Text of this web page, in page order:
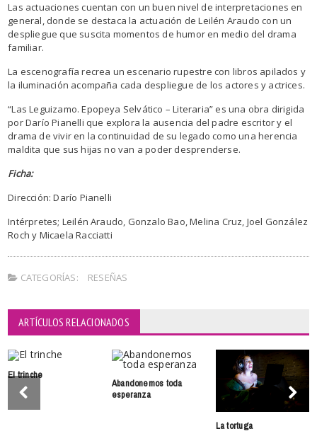
Las actuaciones cuentan con un buen nivel de interpretaciones en
general, donde se destaca la actuación de Leilén Araudo con un
despliegue que suscita momentos de humor en medio del drama
familiar.
La escenografía recrea un escenario rupestre con libros apilados y
la iluminación acompaña cada despliegue de los actores y actrices.
“Las Leguizamo. Epopeya Selvático – Literaria” es una obra dirigida
por Darío Pianelli que explora la ausencia del padre escritor y el
drama de vivir en la continuidad de su legado como una herencia
maldita que sus hijas no van a poder desprenderse.
Ficha:
Dirección: Darío Pianelli
Intérpretes; Leilén Araudo, Gonzalo Bao, Melina Cruz, Joel González
Roch y Micaela Racciatti
CATEGORÍAS: RESEÑAS
ARTÍCULOS RELACIONADOS
El trinche
Abandonemos toda
esperanza
La tortuga